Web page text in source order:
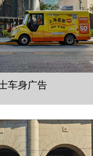
车身广告